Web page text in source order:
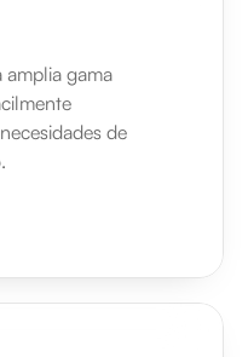
amplia gama
de